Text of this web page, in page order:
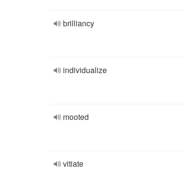
brilliancy
individualize
mooted
vitiate